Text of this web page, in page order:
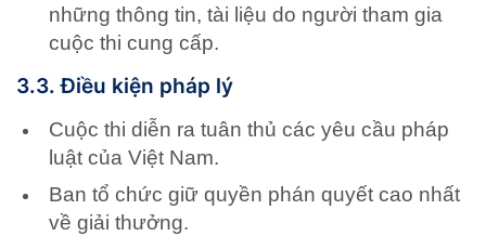
những thông tin, tài liệu do người tham gia
cuộc thi cung cấp.
3.3. Điều kiện pháp lý
Cuộc thi diễn ra tuân thủ các yêu cầu pháp
luật của Việt Nam.
Ban tổ chức giữ quyền phán quyết cao nhất
về giải thưởng.